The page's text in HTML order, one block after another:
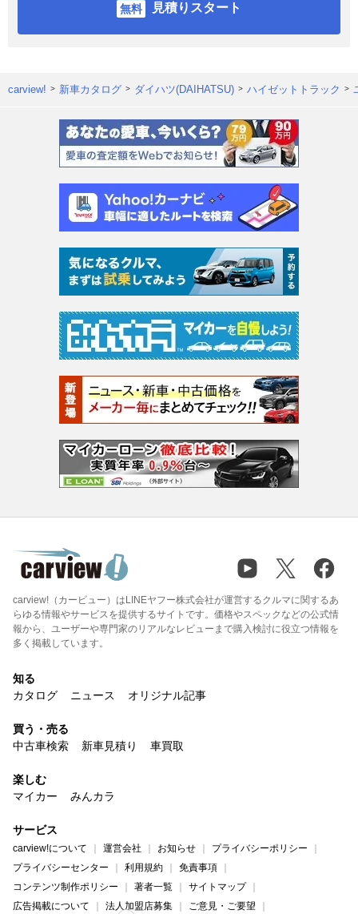
見積りスタート
carview! 新車カタログ ダイハツ(DAIHATSU) ハイゼットトラック
carview!（カービュー）はLINEヤフー株式会社が運営するクルマに関するあ
らゆる情報やサービスを提供するサイトです。価格やスペックなどの公式情
報から、ユーザーや専門家のリアルなレビューまで購入検討に役立つ情報を
多く掲載しています。
知る
カタログ
ニュース オリジナル記事
買う・売る
中古車検索
新車見積り 車買取
楽しむ
マイカー
みんカラ
サービス
carview!について 運営会社 お知らせ
プライバシーポリシー
プライバシーセンター
利用規約
免責事項
コンテンツ制作ポリシー
著者一覧
サイトマップ
広告掲載について
法人加盟店募集 ご意見・ご要望